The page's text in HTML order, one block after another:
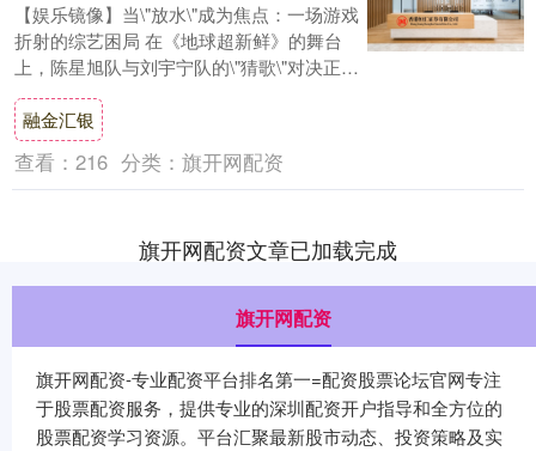
【娱乐镜像】当\"放水\"成为焦点：一场游戏
折射的综艺困局 在《地球超新鲜》的舞台
上，陈星旭队与刘宇宁队的\"猜歌\"对决正进
入白热化阶段。观众席间弥漫着焦灼的....
融金汇银
查看： 216 分类： 旗开网配资
旗开网配资文章已加载完成
旗开网配资
旗开网配资-专业配资平台排名第一=配资股票论坛官网专注
于股票配资服务，提供专业的深圳配资开户指导和全方位的
股票配资学习资源。平台汇聚最新股市动态、投资策略及实